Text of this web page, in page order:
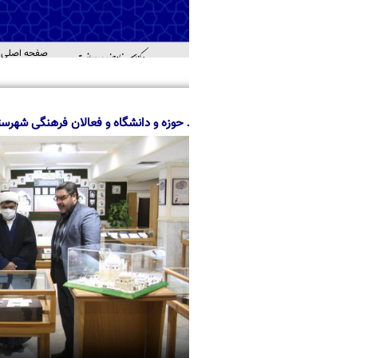
منابع خدمات اطلاع رسانی
حوزه و دانشگاه و فعالان فرهنگی شهرستان میبد از مرکز اسناد حوزه و روحانیت